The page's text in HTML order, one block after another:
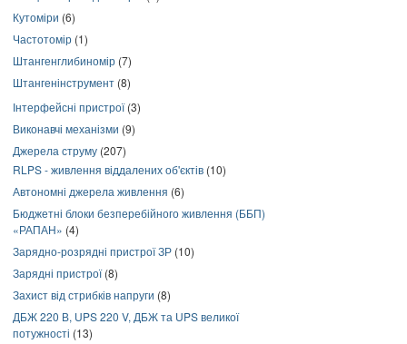
Кутоміри (6)
Частотомір (1)
Штангенглибиномір (7)
Штангенінструмент (8)
Інтерфейсні пристрої(3)
Виконавчі механізми (9)
Джерела струму (207)
RLPS - живлення віддалених об'єктів (10)
Автономні джерела живлення (6)
Бюджетні блоки безперебійного живлення (ББП)
«РАПАН» (4)
Зарядно-розрядні пристрої ЗР (10)
Зарядні пристрої(8)
Захист від стрибків напруги (8)
ДБЖ 220 В, UPS 220 V, ДБЖ та UPS великої
потужності (13)